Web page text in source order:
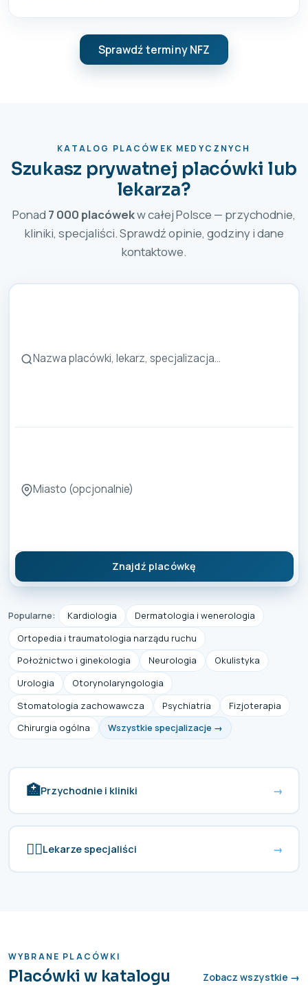
Sprawdź terminy NFZ
KATALOG PLACÓWEK MEDYCZNYCH
Szukasz prywatnej placówki lub
lekarza?
Ponad 7 000 placówekw całej Polsce — przychodnie,
kliniki, specjaliści. Sprawdź opinie, godziny i dane
kontaktowe.
Szukaj placówki lub lekarza
Miasto
Znajdź placówkę
Popularne: Kardiologia
Dermatologia i wenerologia
Ortopedia i traumatologia narządu ruchu
Położnictwo i ginekologia
Neurologia
Okulistyka
Urologia
Otorynolaryngologia
Stomatologia zachowawcza
Psychiatria
Fizjoterapia
Chirurgia ogólna
Wszystkie specjalizacje →
🏥Przychodnie i kliniki →
👨‍⚕️Lekarze specjaliści →
WYBRANE PLACÓWKI
Placówki w katalogu Zobacz wszystkie →